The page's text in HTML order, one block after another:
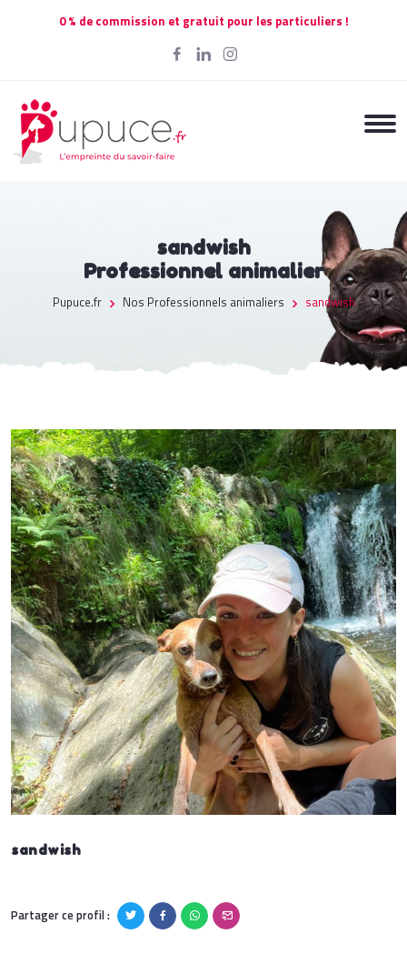
0 % de commission et gratuit pour les particuliers !
sandwish
Professionnel animalier
Pupuce.fr Nos Professionnels animaliers sandwish
sandwish
Partager ce profil :